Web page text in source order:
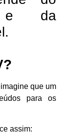
e da
que um
para os
assim: